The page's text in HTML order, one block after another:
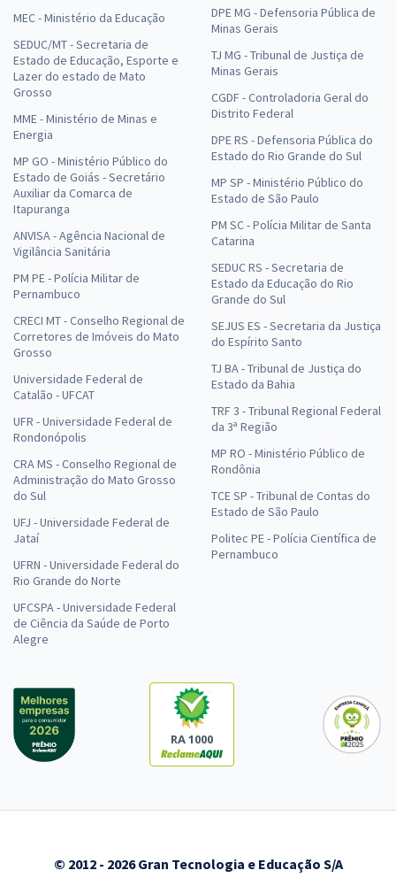
MEC - Ministério da Educação
SEDUC/MT - Secretaria de
Estado de Educação, Esporte e
Lazer do estado de Mato
Grosso
MME - Ministério de Minas e
Energia
MP GO - Ministério Público do
Estado de Goiás - Secretário
Auxiliar da Comarca de
Itapuranga
ANVISA - Agência Nacional de
Vigilância Sanitária
PM PE - Polícia Militar de
Pernambuco
CRECI MT - Conselho Regional de
Corretores de Imóveis do Mato
Grosso
Universidade Federal de
Catalão - UFCAT
UFR - Universidade Federal de
Rondonópolis
CRA MS - Conselho Regional de
Administração do Mato Grosso
do Sul
UFJ - Universidade Federal de
Jataí
UFRN - Universidade Federal do
Rio Grande do Norte
UFCSPA - Universidade Federal
de Ciência da Saúde de Porto
Alegre
DPE MG - Defensoria Pública de
Minas Gerais
TJ MG - Tribunal de Justiça de
Minas Gerais
CGDF - Controladoria Geral do
Distrito Federal
DPE RS - Defensoria Pública do
Estado do Rio Grande do Sul
MP SP - Ministério Público do
Estado de São Paulo
PM SC - Polícia Militar de Santa
Catarina
SEDUC RS - Secretaria de
Estado da Educação do Rio
Grande do Sul
SEJUS ES - Secretaria da Justiça
do Espírito Santo
TJ BA - Tribunal de Justiça do
Estado da Bahia
TRF 3 - Tribunal Regional Federal
da 3ª Região
MP RO - Ministério Público de
Rondônia
TCE SP - Tribunal de Contas do
Estado de São Paulo
Politec PE - Polícia Científica de
Pernambuco
RA 1000
© 2012 - 2026 Gran Tecnologia e Educação S/A